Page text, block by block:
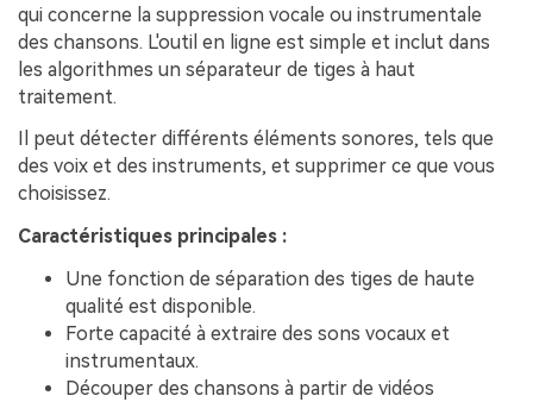
qui concerne la suppression vocale ou instrumentale
des chansons. L'outil en ligne est simple et inclut dans
les algorithmes un séparateur de tiges à haut
traitement.
Il peut détecter différents éléments sonores, tels que
des voix et des instruments, et supprimer ce que vous
choisissez.
Caractéristiques principales :
Une fonction de séparation des tiges de haute
qualité est disponible.
Forte capacité à extraire des sons vocaux et
instrumentaux.
Découper des chansons à partir de vidéos